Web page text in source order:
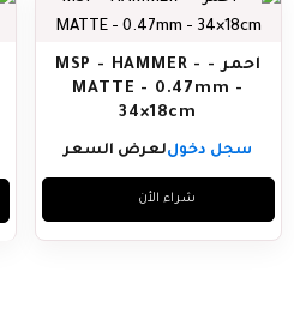
احمر - MSP - HAMMER -
MATTE - 0.47mm -
34×18cm
سجل دخوللعرض السعر
شراء الأن